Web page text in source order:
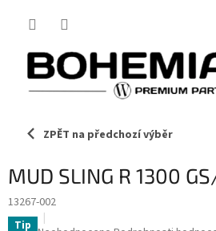
ZPĚT na předchozí výběr
MUD SLING R 1300
13267-002
Tip